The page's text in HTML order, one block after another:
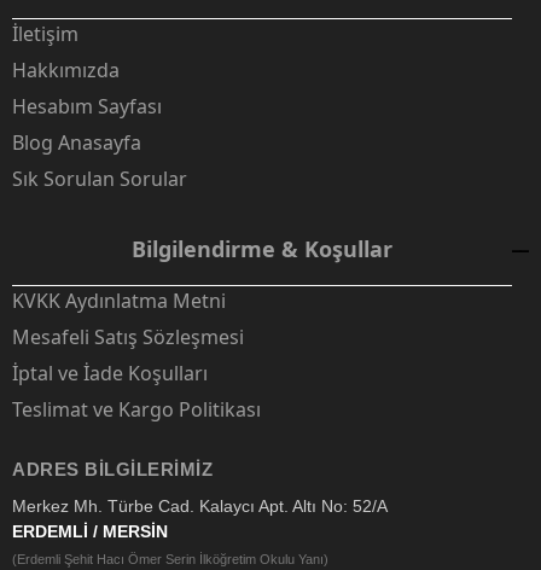
İletişim
Hakkımızda
Hesabım Sayfası
Blog Anasayfa
Sık Sorulan Sorular
Bilgilendirme & Koşullar
KVKK Aydınlatma Metni
Mesafeli Satış Sözleşmesi
İptal ve İade Koşulları
Teslimat ve Kargo Politikası
ADRES BILGILERIMIZ
Merkez Mh. Türbe Cad. Kalaycı Apt. Altı No: 52/A
ERDEMLİ / MERSİN
(Erdemli Şehit Hacı Ömer Serin İlköğretim Okulu Yanı)